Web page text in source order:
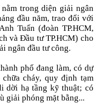
trong diện giải ngân
đầu năm, trao đổi với
Tuấn (đoàn TP.HCM,
và Đầu tư TP.HCM) cho
ngân đầu tư công.
phố đang làm, có dự
cháy, quy định tạm
dời hạ tầng kỹ thuật; có
giải phóng mặt bằng...